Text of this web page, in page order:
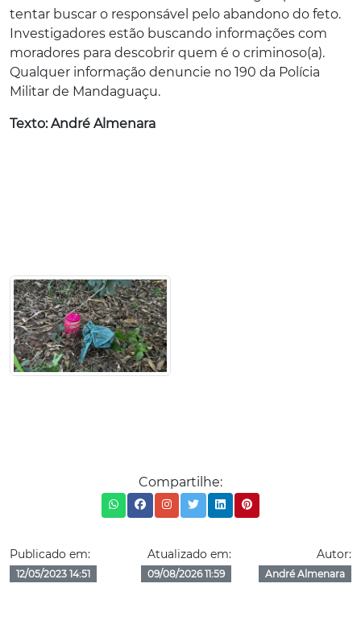
tentar buscar o responsável pelo abandono do feto.
Investigadores estão buscando informações com
moradores para descobrir quem é o criminoso(a).
Qualquer informação denuncie no 190 da Polícia
Militar de Mandaguaçu.
Texto: André Almenara
Compartilhe:
Publicado em:
12/05/2023 14:51
Atualizado em:
09/08/2026 11:59
Autor:
André Almenara